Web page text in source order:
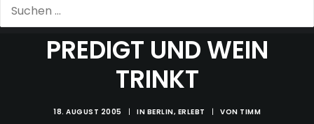
WER WASSER
PREDIGT UND WEIN
TRINKT
18. AUGUST 2005 | IN BERLIN, ERLEBT | VON TIMM